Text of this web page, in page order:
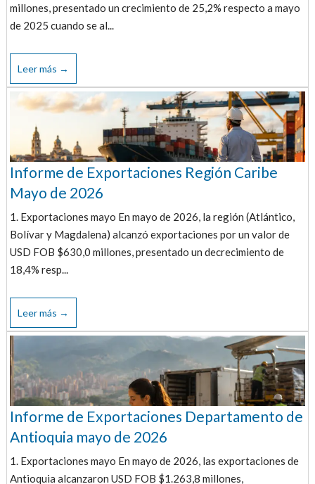
millones, presentado un crecimiento de 25,2% respecto a mayo
de 2025 cuando se al...
Leer más →
Informe de Exportaciones Región Caribe
Mayo de 2026
1. Exportaciones mayo En mayo de 2026, la región (Atlántico,
Bolívar y Magdalena) alcanzó exportaciones por un valor de
USD FOB $630,0 millones, presentado un decrecimiento de
18,4% resp...
Leer más →
Informe de Exportaciones Departamento de
Antioquia mayo de 2026
1. Exportaciones mayo En mayo de 2026, las exportaciones de
Antioquia alcanzaron USD FOB $1.263,8 millones,